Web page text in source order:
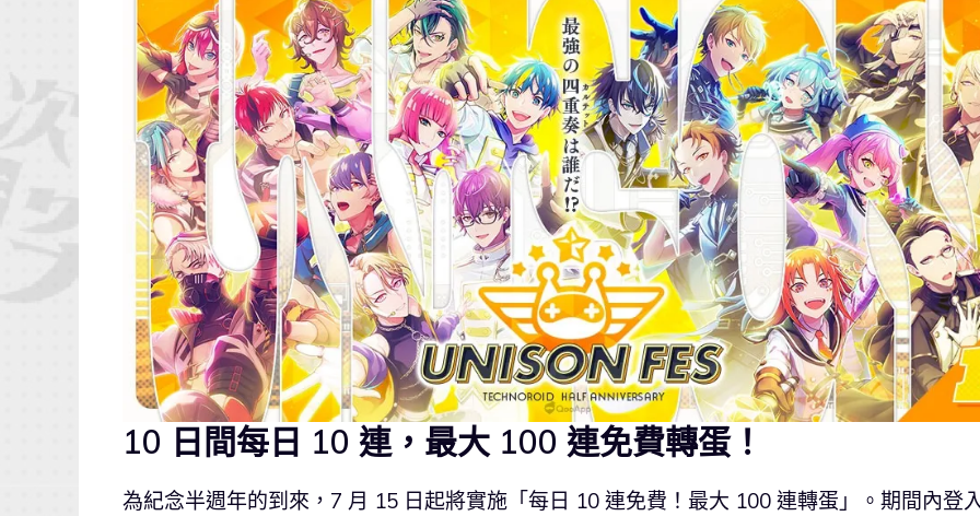
10 日間每日 10 連，最大 100 連免費轉蛋！
為紀念半週年的到來，7 月 15 日起將實施「每日 10 連免費！最大 100 連轉蛋」。期間內登